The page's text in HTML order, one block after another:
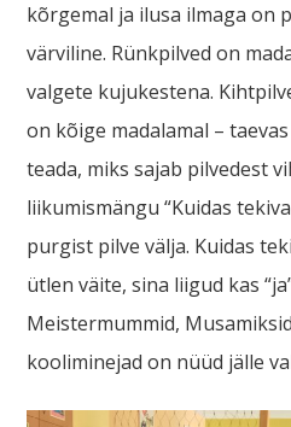
kõrgemal ja ilusa ilmaga on
värviline. Rünkpilved on
valgete kujukestena.
on kõige madalamal –
teada, miks sajab pilvedest
liikumismängu “Kuidas
purgist pilve välja. Kuidas
ütlen väite, sina liigud kas
Meistermummid,
kooliminejad on nüüd jälle